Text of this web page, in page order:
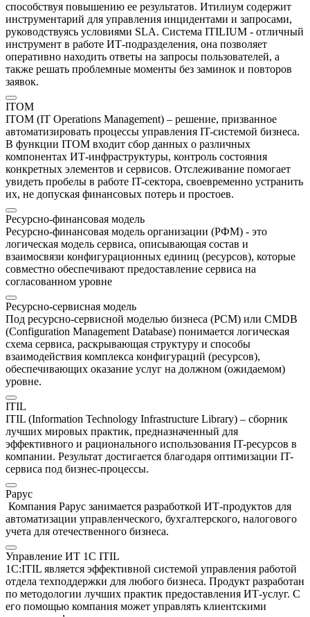
способствуя повышению ее результатов. Итилиум содержит
инструментарий для управления инцидентами и запросами,
руководствуясь условиями SLA. Система ITILIUM - отличный
инструмент в работе ИТ-подразделения, она позволяет
оперативно находить ответы на запросы пользователей, а
также решать проблемные моменты без заминок и повторов
заявок.
ITOM
ITOM (IT Operations Management) – решение, призванное
автоматизировать процессы управления IT-системой бизнеса.
В функции ITOM входит сбор данных о различных
компонентах ИТ-инфраструктуры, контроль состояния
конкретных элементов и сервисов. Отслеживание помогает
увидеть пробелы в работе IT-сектора, своевременно устранить
их, не допуская финансовых потерь и простоев.
Ресурсно-финансовая модель
Ресурсно-финансовая модель организации (РФМ) - это
логическая модель сервиса, описывающая состав и
взаимосвязи конфигурационных единиц (ресурсов), которые
совместно обеспечивают предоставление сервиса на
согласованном уровне
Ресурсно-сервисная модель
Под ресурсно-сервисной моделью бизнеса (РСМ) или CMDB
(Configuration Management Database) понимается логическая
схема сервиса, раскрывающая структуру и способы
взаимодействия комплекса конфигураций (ресурсов),
обеспечивающих оказание услуг на должном (ожидаемом)
уровне.
ITIL
ITIL (Information Technology Infrastructure Library) – сборник
лучших мировых практик, предназначенный для
эффективного и рационального использования IT-ресурсов в
компании. Результат достигается благодаря оптимизации IT-
сервиса под бизнес-процессы.
Рарус
Компания Рарус занимается разработкой ИТ-продуктов для
автоматизации управленческого, бухгалтерского, налогового
учета для отечественного бизнеса.
Управление ИТ 1С ITIL
1С:ITIL является эффективной системой управления работой
отдела техподдержки для любого бизнеса. Продукт разработан
по методологии лучших практик предоставления ИТ-услуг. С
его помощью компания может управлять клиентскими